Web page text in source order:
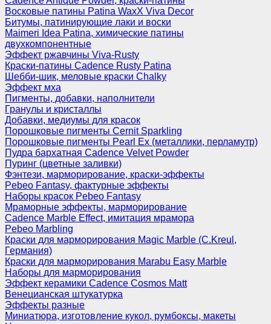
Восковые патины Patina WaxX Viva Decor
Битумы, патинирующие лаки и воски
Maimeri Idea Patina, химические патины
двухкомпонентные
Эффект ржавчины Viva-Rusty
Краски-патины Cadence Rusty Patina
Шебби-шик, меловые краски Chalky
Эффект мха
Пигменты, добавки, наполнители
Гранулы и кристаллы
Добавки, медиумы для красок
Порошковые пигменты Cernit Sparkling
Порошковые пигменты Pearl Ex (металлики, перламутр)
Пудра бархатная Cadence Velvet Powder
Пуринг (цветные заливки)
Фэнтези, марморирование, краски-эффекты
Pebeo Fantasy, фактурные эффекты
Наборы красок Pebeo Fantasy
Мраморные эффекты, марморирование
Cadence Marble Effect, имитация мрамора
Pebeo Marbling
Краски для марморирования Magic Marble (C.Kreul,
Германия)
Краски для марморирования Marabu Easy Marble
Наборы для марморирования
Эффект керамики Cadence Cosmos Matt
Венецианская штукатурка
Эффекты разные
Миниатюра, изготовление кукол, румбоксы, макеты